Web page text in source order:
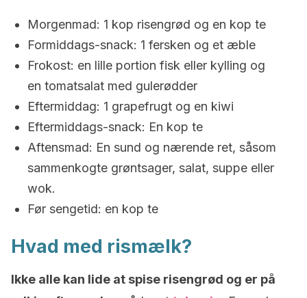
Morgenmad: 1 kop risengrød og en kop te
Formiddags-snack: 1 fersken og et æble
Frokost: en lille portion fisk eller kylling og
en tomatsalat med gulerødder
Eftermiddag: 1 grapefrugt og en kiwi
Eftermiddags-snack: En kop te
Aftensmad: En sund og nærende ret, såsom
sammenkogte grøntsager, salat, suppe eller
wok.
Før sengetid: en kop te
Hvad med rismælk?
Ikke alle kan lide at spise risengrød og er på